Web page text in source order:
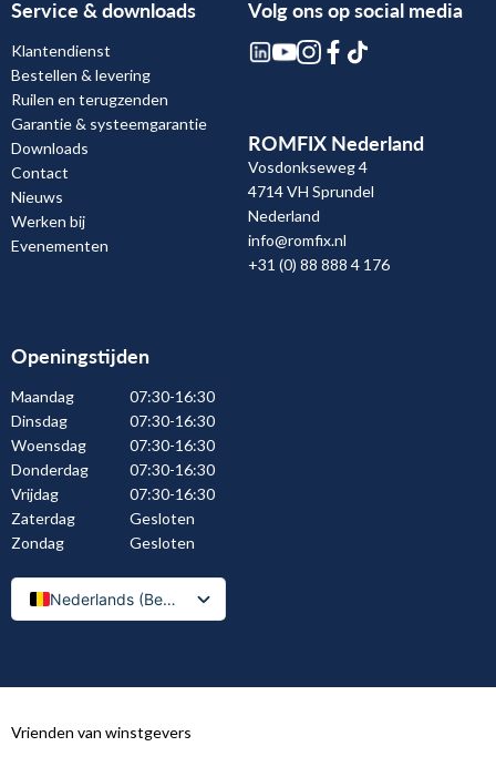
Service & downloads
Klantendienst
Bestellen & levering
Ruilen en terugzenden
Garantie & systeemgarantie
Downloads
Contact
Nieuws
Werken bij
Evenementen
Volg ons op social media
ROMFIX Nederland
Vosdonkseweg 4
4714 VH Sprundel
Nederland
info@romfix.nl
+31 (0) 88 888 4 176
Openingstijden
Maandag
07:30-16:30
Dinsdag
07:30-16:30
Woensdag
07:30-16:30
Donderdag
07:30-16:30
Vrijdag
07:30-16:30
Zaterdag
Gesloten
Zondag
Gesloten
Nederlands (België)
Vrienden van winstgevers